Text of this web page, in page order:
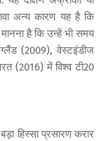
अन्य कारण यह है कि
है कि उन्हें भी समय
(2009), वेस्टइंडीज
(2016) में विश्व टी20
हिस्सा प्रसारण करार